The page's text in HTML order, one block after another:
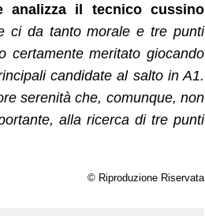
analizza il tecnico cussino
ci da tanto morale e tre punti
certamente meritato giocando
candidate al salto in A1.
serenità che, comunque, non
alla ricerca di tre punti
© Riproduzione Riservata